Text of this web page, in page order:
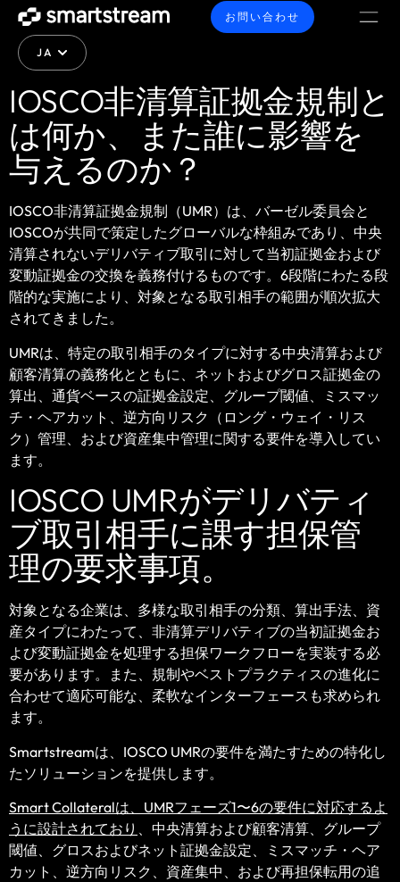
JA
お問い合わせ
IOSCO非清算証拠金規制と
は何か、また誰に影響を
与えるのか？
IOSCO非清算証拠金規制（UMR）は、バーゼル委員会と
IOSCOが共同で策定したグローバルな枠組みであり、中央
清算されないデリバティブ取引に対して当初証拠金および
変動証拠金の交換を義務付けるものです。6段階にわたる段
階的な実施により、対象となる取引相手の範囲が順次拡大
されてきました。
UMRは、特定の取引相手のタイプに対する中央清算および
顧客清算の義務化とともに、ネットおよびグロス証拠金の
算出、通貨ベースの証拠金設定、グループ閾値、ミスマッ
チ・ヘアカット、逆方向リスク（ロング・ウェイ・リス
ク）管理、および資産集中管理に関する要件を導入してい
ます。
IOSCO UMRがデリバティ
ブ取引相手に課す担保管
理の要求事項。
対象となる企業は、多様な取引相手の分類、算出手法、資
産タイプにわたって、非清算デリバティブの当初証拠金お
よび変動証拠金を処理する担保ワークフローを実装する必
要があります。また、規制やベストプラクティスの進化に
合わせて適応可能な、柔軟なインターフェースも求められ
ます。
Smartstreamは、IOSCO UMRの要件を満たすための特化し
たソリューションを提供します。
Smart Collateralは、UMRフェーズ1〜6の要件に対応するよ
うに設計されており
、中央清算および顧客清算、グループ
閾値、グロスおよびネット証拠金設定、ミスマッチ・ヘア
カット、逆方向リスク、資産集中、および再担保転用の追